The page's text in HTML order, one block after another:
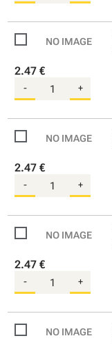
2.47 €
- +
2.47 €
- +
2.47 €
- +